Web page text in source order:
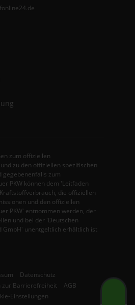
zum offiziellen
zu den offiziellen spezifischen
gegebenenfalls zum
PKW können dem 'Leitfaden
die offiziellen
und den offiziellen
PKW' entnommen werden, der
und bei der 'Deutschen
GmbH' unentgeltlich erhältlich ist
Datenschutz
zur Barrierefreiheit
AGB
Einstellungen